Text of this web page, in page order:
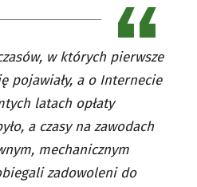
w których pierwsze
pojawiały, a o Internecie
latach opłaty
a czasy na zawodach
mechanicznym
zadowoleni do